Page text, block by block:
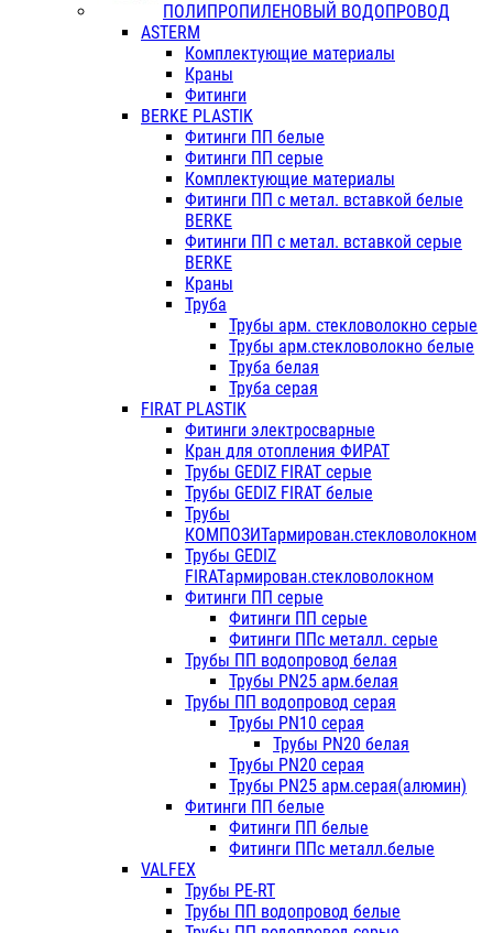
ПОЛИПРОПИЛЕНОВЫЙ ВОДОПРОВОД
ASTERM
Комплектующие материалы
Краны
Фитинги
BERKE PLASTIK
Фитинги ПП белые
Фитинги ПП серые
Комплектующие материалы
Фитинги ПП с метал. вставкой белые
BERKE
Фитинги ПП с метал. вставкой серые
BERKE
Краны
Труба
Трубы арм. стекловолокно серые
Трубы арм.стекловолокно белые
Труба белая
Труба серая
FIRAT PLASTIK
Фитинги электросварные
Кран для отопления ФИРАТ
Трубы GEDIZ FIRAT серые
Трубы GEDIZ FIRAT белые
Трубы
КОМПОЗИТармирован.стекловолокном
Трубы GEDIZ
FIRATармирован.стекловолокном
Фитинги ПП серые
Фитинги ПП серые
Фитинги ППс металл. серые
Трубы ПП водопровод белая
Трубы PN25 арм.белая
Трубы ПП водопровод серая
Трубы PN10 серая
Трубы PN20 белая
Трубы PN20 серая
Трубы PN25 арм.серая(алюмин)
Фитинги ПП белые
Фитинги ПП белые
Фитинги ППс металл.белые
VALFEX
Трубы PE-RT
Трубы ПП водопровод белые